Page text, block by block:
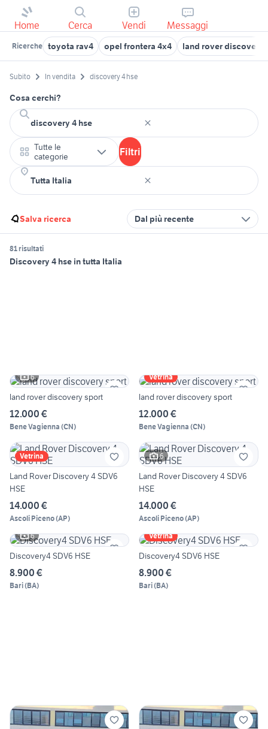
Home Cerca Vendi Messaggi
Ricerche toyota rav4 opel frontera 4x4 land rover discovery
Subito In vendita discovery 4 hse
Cosa cerchi?
Tutte le
categorie
Filtri
Salva ricerca Dal più recente
81 risultati
Discovery 4 hse in tutta Italia
6
land rover discovery sport
12.000 €
Bene Vagienna (CN)
Vetrina
land rover discovery sport
12.000 €
Bene Vagienna (CN)
Vetrina
Land Rover Discovery 4 SDV6
HSE
14.000 €
Ascoli Piceno(AP)
6
Land Rover Discovery 4 SDV6
HSE
14.000 €
Ascoli Piceno(AP)
6
Discovery4 SDV6 HSE
8.900 €
Bari(BA)
Vetrina
Discovery4 SDV6 HSE
8.900 €
Bari(BA)